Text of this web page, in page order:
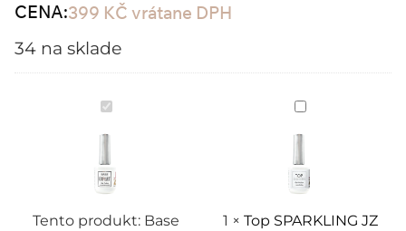
CENA:399 KČ vrátane DPH
34 na sklade
Base
Expert
(rubber)
JZ
Nails
Group
15
Tento produkt: Base
Top
SPARKLING
JZ
Nails
Group
15
ml
1 × Top SPARKLING JZ